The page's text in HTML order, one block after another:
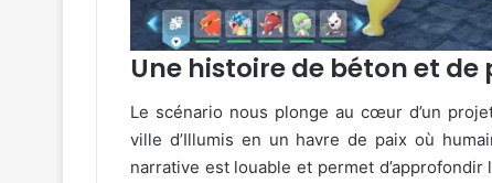
Une histoire de béton et de
Le scénario nous plonge au cœur d’un
ville d’Illumis en un havre de paix où
narrative est louable et permet